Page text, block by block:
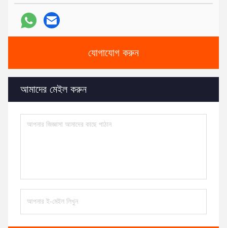
যোগাযোগ করুন
আমাদের মেইল ​​করুন